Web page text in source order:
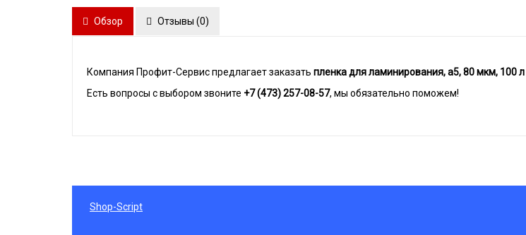
Обзор Отзывы (0)
Компания Профит-Сервис предлагает заказать пленка для ламинирования, a5, 80 мкм, 100 л
Есть вопросы с выбором звоните +7 (473) 257-08-57, мы обязательно поможем!
Shop-Script